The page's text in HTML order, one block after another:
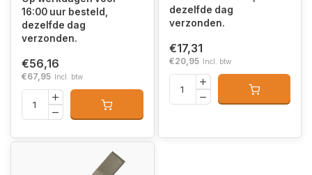
16:00 uur besteld,
dezelfde dag
verzonden.
€56,16
€67,95 Incl. btw
dezelfde dag
verzonden.
€17,31
€20,95 Incl. btw